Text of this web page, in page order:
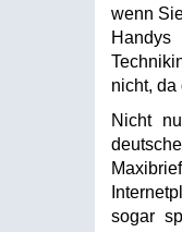
wenn
nicht, da
Nicht
sogar